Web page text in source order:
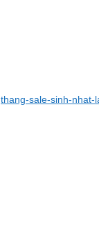
thang-sale-sinh-nhat-